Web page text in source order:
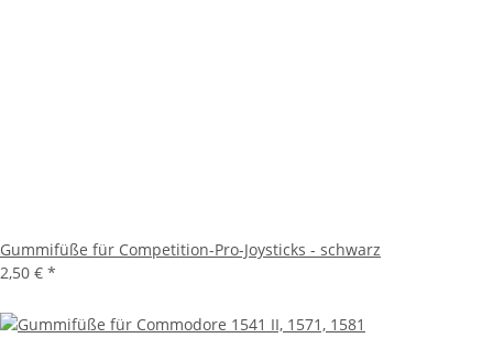
Gummifüße für Competition-Pro-Joysticks - schwarz
2,50 € *